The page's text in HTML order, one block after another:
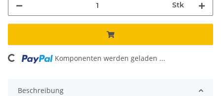
Stk
Loading... Komponenten werden geladen ...
Beschreibung